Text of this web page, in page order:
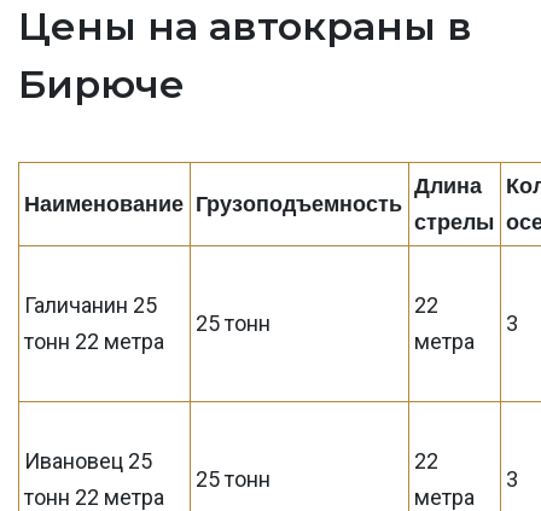
Цены на автокраны в
Бирюче
Наименование Грузоподъемность
Длина
стрелы
Галичанин 25
тонн 22 метра
25 тонн
22
метра
3
Ивановец 25
тонн 22 метра
25 тонн
22
метра
3